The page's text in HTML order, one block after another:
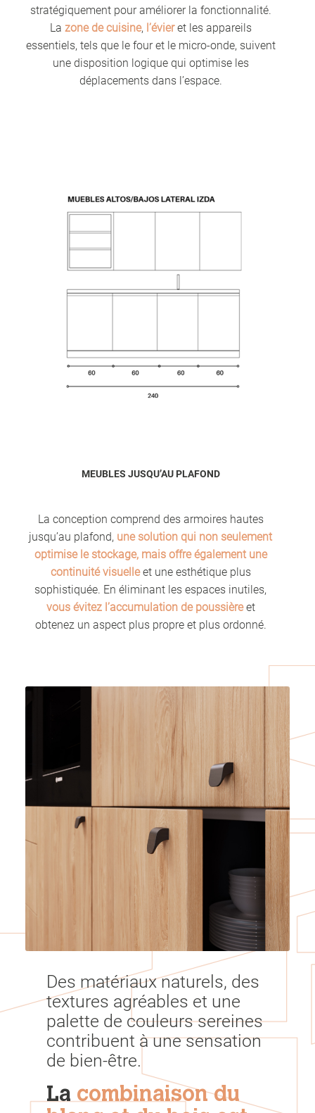
stratégiquement pour améliorer la fonctionnalité.
La zone de cuisine, l’évieret les appareils
essentiels, tels que le four et le micro-onde, suivent
une disposition logique qui optimise les
déplacements dans l’espace.
MEUBLES JUSQU’AU PLAFOND
La conception comprend des armoires hautes
jusqu’au plafond, une solution qui non seulement
optimise le stockage, mais offre également une
continuité visuelleet une esthétique plus
sophistiquée. En éliminant les espaces inutiles,
vous évitez l’accumulation de poussièreet
obtenez un aspect plus propre et plus ordonné.
Des matériaux naturels, des
textures agréables et une
palette de couleurs sereines
contribuent à une sensation
de bien-être.
Lacombinaison du